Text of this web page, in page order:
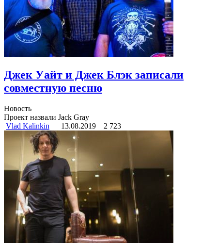
Джек Уайт и Джек Блэк записали
совместную песню
Новость
Проект назвали Jack Gray
Vlad Kalinkin
13.08.2019 2 723